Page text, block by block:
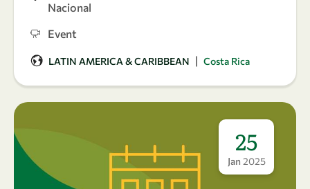
Nacional
Event
LATIN AMERICA & CARIBBEAN | Costa Rica
25
Jan 2025